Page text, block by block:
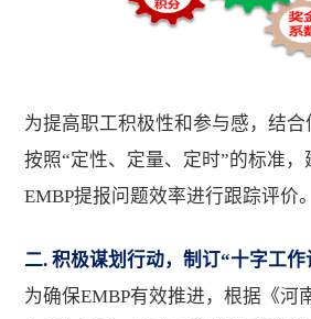
为提高职工积极性和参与感，结合
按照“定性、定量、定时”的标准
EMBP提报问题效率进行跟踪评价。
二. 积极谋划行动，制订“十字工作
为确保EMBP有效推进，根据《河